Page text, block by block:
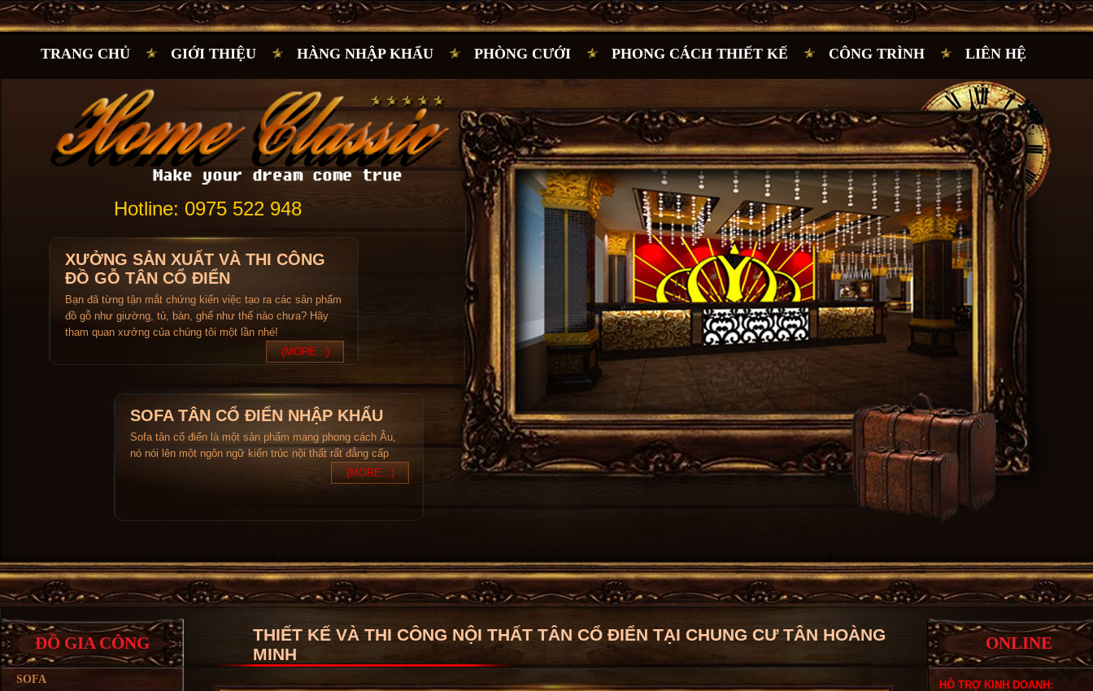
TRANG CHỦ GIỚI THIỆU HÀNG NHẬP KHẨU PHÒNG CƯỚI PHONG CÁCH THIẾT KẾ CÔNG TRÌNH LIÊN HỆ
Hotline: 0975 522 948
XƯỞNG SẢN XUẤT VÀ THI CÔNG
ĐỒ GỖ TÂN CỔ ĐIỂN
Bạn đã từng tận mắt chứng kiến việc tạo ra các sản phẩm
đồ gỗ như giường, tủ, bàn, ghế như thế nào chưa? Hãy
tham quan xưởng của chúng tôi một lần nhé!
(MORE...)
SOFA TÂN CỔ ĐIỂN NHẬP KHẨU
Sofa tân cổ điển là một sản phẩm mang phong cách Âu,
nó nói lên một ngôn ngữ kiến trúc nội thất rất đẳng cấp
(MORE...)
ĐỒ GIA CÔNG
SOFA
THIẾT KẾ VÀ THI CÔNG NỘI THẤT TÂN CỔ ĐIỂN TẠI CHUNG CƯ TÂN HOÀNG
MINH
ONLINE
HỖ TRỢ KINH DOANH: